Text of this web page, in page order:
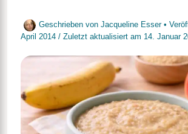
Geschrieben von Jacqueline Esser •
April 2014 / Zuletzt aktualisiert am 14. Januar